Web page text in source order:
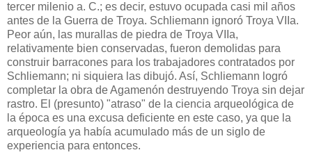
tercer milenio a. C.; es decir, estuvo ocupada casi mil años
antes de la Guerra de Troya. Schliemann ignoró Troya VIIa.
Peor aún, las murallas de piedra de Troya VIIa,
relativamente bien conservadas, fueron demolidas para
construir barracones para los trabajadores contratados por
Schliemann; ni siquiera las dibujó. Así, Schliemann logró
completar la obra de Agamenón destruyendo Troya sin dejar
rastro. El (presunto) "atraso" de la ciencia arqueológica de
la época es una excusa deficiente en este caso, ya que la
arqueología ya había acumulado más de un siglo de
experiencia para entonces.